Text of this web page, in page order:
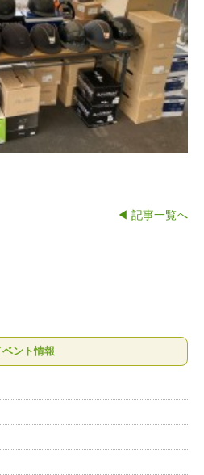
◀ 記事一覧へ
ベント情報